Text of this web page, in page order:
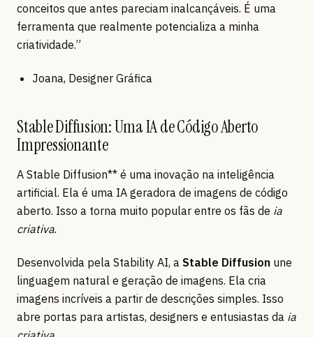
conceitos que antes pareciam inalcançáveis. É uma
ferramenta que realmente potencializa a minha
criatividade.”
Joana, Designer Gráfica
Stable Diffusion: Uma IA de Código Aberto
Impressionante
A Stable Diffusion** é uma inovação na inteligência
artificial. Ela é uma IA geradora de imagens de código
aberto. Isso a torna muito popular entre os fãs de ia
criativa.
Desenvolvida pela Stability AI, a Stable Diffusion une
linguagem natural e geração de imagens. Ela cria
imagens incríveis a partir de descrições simples. Isso
abre portas para artistas, designers e entusiastas da ia